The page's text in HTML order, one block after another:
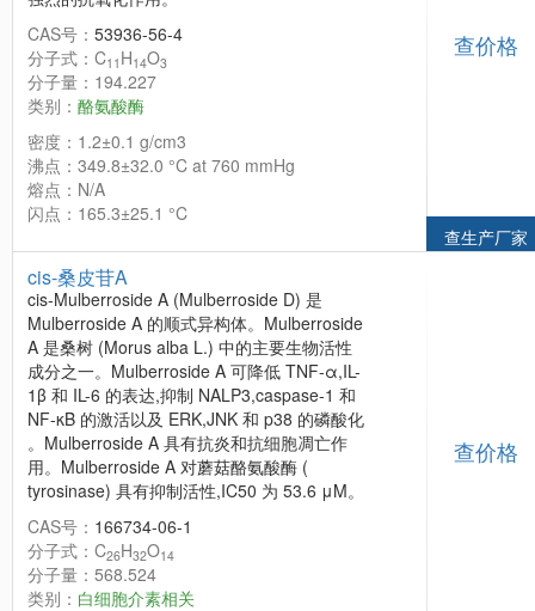
CAS号： 53936-56-4
分子式：C11 H14O3
分子量：194.227
类别： 酪氨酸酶
密度：1.2±0.1 g/cm3
沸点：349.8±32.0 °C at 760 mmHg
熔点：N/A
闪点：165.3±25.1 °C
查价格
查生产厂家
cis-桑皮苷A
cis-Mulberroside A (Mulberroside D) 是
Mulberroside A 的顺式异构体。Mulberroside
A 是桑树 (Morus alba L.) 中的主要生物活性
成分之一。Mulberroside A 可降低 TNF-α,IL-
1β 和 IL-6 的表达,抑制 NALP3,caspase-1 和
NF-κB 的激活以及 ERK,JNK 和 p38 的磷酸化
。Mulberroside A 具有抗炎和抗细胞凋亡作
用。Mulberroside A 对蘑菇酪氨酸酶 (
tyrosinase) 具有抑制活性,IC50 为 53.6 μM。
CAS号： 166734-06-1
分子式：C26H32O14
分子量：568.524
类别： 白细胞介素相关
查价格